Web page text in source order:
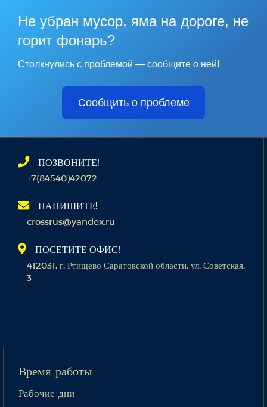
Не убран мусор, яма на дороге, не
горит фонарь?
Столкнулись с проблемой — сообщите о ней!
Сообщить о проблеме
ПОЗВОНИТЕ!
+7(84540)42072
НАПИШИТЕ!
crossrus@yandex.ru
ПОСЕТИТЕ ОФИС!
412031, г. Ртищево Саратовской области, ул. Советская,
3
Время работы
Рабочие дни